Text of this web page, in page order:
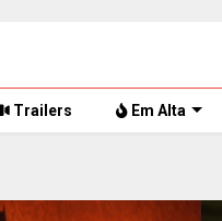
Trailers Em Alta